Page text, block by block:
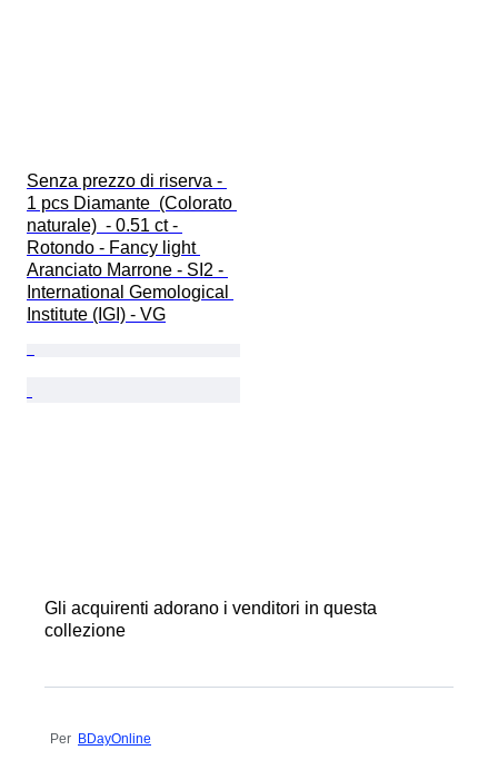
Senza prezzo di riserva -
1 pcs Diamante  (Colorato
naturale)  - 0.51 ct -
Rotondo - Fancy light
Aranciato Marrone - SI2 -
International Gemological
Institute (IGI) - VG
Gli acquirenti adorano i venditori in questa
collezione
Per BDayOnline